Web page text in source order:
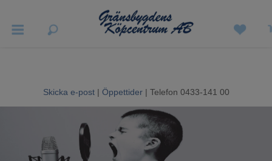
Sommarrea
Hushållsapparater
Skicka e-post | Öppettider| Telefon 0433-141 00